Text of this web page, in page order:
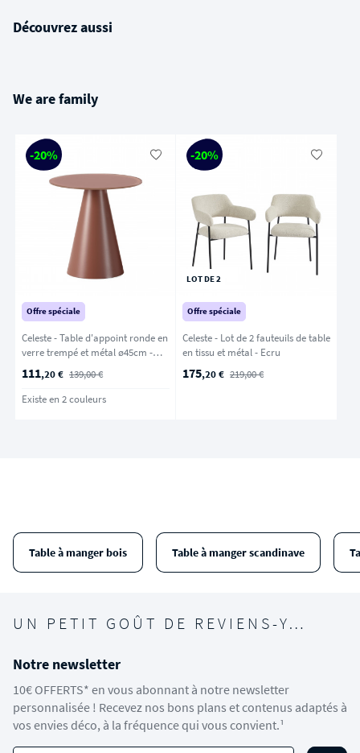
Découvrez aussi
We are family
-20%
Offre spéciale
Celeste - Table d'appoint ronde en
verre trempé et métal ø45cm -
Marron glacé
111,20 € 139,00 €
Existe en 2 couleurs
-20%
LOT DE 2
Offre spéciale
Celeste - Lot de 2 fauteuils de table
en tissu et métal - Ecru
175,20 € 219,00 €
Table à manger bois Table à manger scandinave
UN PETIT GOÛT DE REVIENS-Y…
Notre newsletter
10€ OFFERTS* en vous abonnant à notre newsletter
personnalisée ! Recevez nos bons plans et contenus adaptés à
vos envies déco, à la fréquence qui vous convient.¹